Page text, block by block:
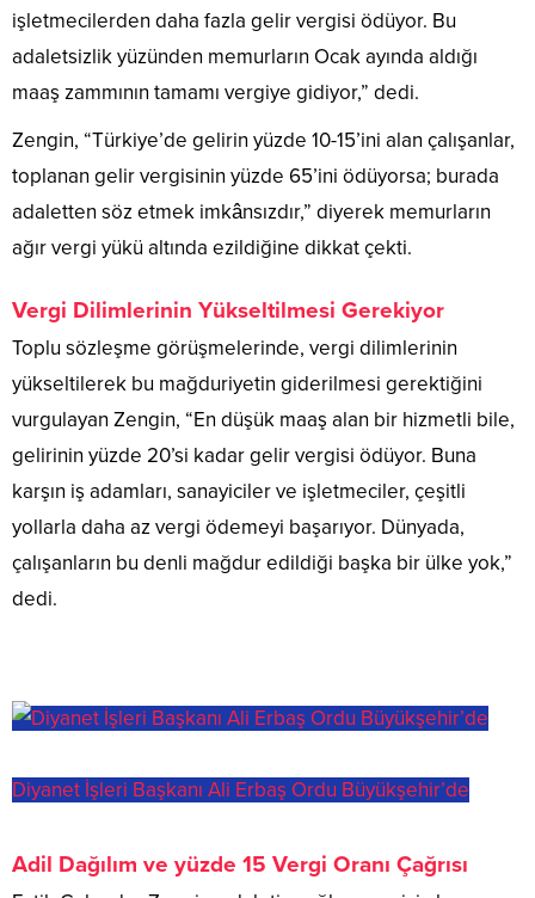
işletmecilerden daha fazla gelir vergisi ödüyor. Bu
adaletsizlik yüzünden memurların Ocak ayında aldığı
maaş zammının tamamı vergiye gidiyor,” dedi.
Zengin, “Türkiye’de gelirin yüzde 10-15’ini alan çalışanlar,
toplanan gelir vergisinin yüzde 65’ini ödüyorsa; burada
adaletten söz etmek imkânsızdır,” diyerek memurların
ağır vergi yükü altında ezildiğine dikkat çekti.
Vergi Dilimlerinin Yükseltilmesi Gerekiyor
Toplu sözleşme görüşmelerinde, vergi dilimlerinin
yükseltilerek bu mağduriyetin giderilmesi gerektiğini
vurgulayan Zengin, “En düşük maaş alan bir hizmetli bile,
gelirinin yüzde 20’si kadar gelir vergisi ödüyor. Buna
karşın iş adamları, sanayiciler ve işletmeciler, çeşitli
yollarla daha az vergi ödemeyi başarıyor. Dünyada,
çalışanların bu denli mağdur edildiği başka bir ülke yok,”
dedi.
Diyanet İşleri Başkanı Ali Erbaş Ordu Büyükşehir’de
Adil Dağılım ve yüzde 15 Vergi Oranı Çağrısı